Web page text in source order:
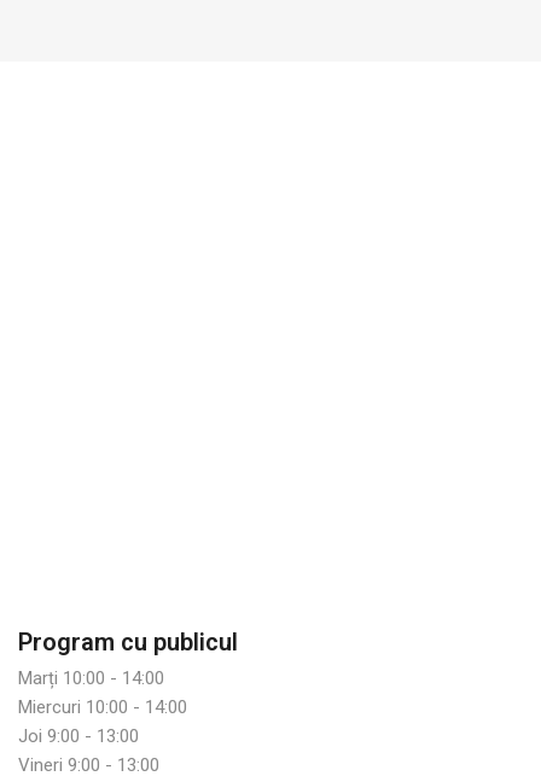
Program cu publicul
Marți 10:00 - 14:00
Miercuri 10:00 - 14:00
Joi 9:00 - 13:00
Vineri 9:00 - 13:00